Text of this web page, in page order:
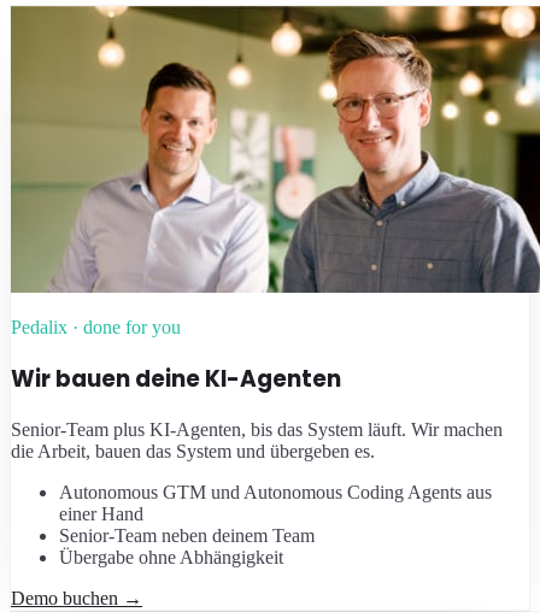
Pedalix · done for you
Wir bauen deine KI-Agenten
Senior-Team plus KI-Agenten, bis das System läuft. Wir machen
die Arbeit, bauen das System und übergeben es.
Autonomous GTM und Autonomous Coding Agents aus
einer Hand
Senior-Team neben deinem Team
Übergabe ohne Abhängigkeit
Demo buchen →